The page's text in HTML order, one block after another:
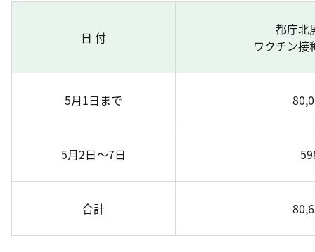
日 付
都庁北
ワクチン接
5月1日まで
5月2日～7日
合計